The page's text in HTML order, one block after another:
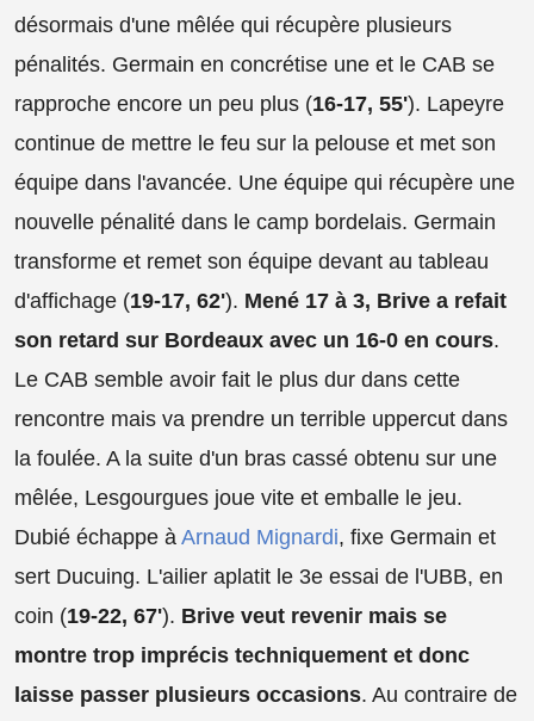
désormais d'une mêlée qui récupère plusieurs
pénalités. Germain en concrétise une et le CAB se
rapproche encore un peu plus (16-17, 55'). Lapeyre
continue de mettre le feu sur la pelouse et met son
équipe dans l'avancée. Une équipe qui récupère une
nouvelle pénalité dans le camp bordelais. Germain
transforme et remet son équipe devant au tableau
d'affichage (19-17, 62'). Mené 17 à 3, Brive a refait
son retard sur Bordeaux avec un 16-0 en cours.
Le CAB semble avoir fait le plus dur dans cette
rencontre mais va prendre un terrible uppercut dans
la foulée. A la suite d'un bras cassé obtenu sur une
mêlée, Lesgourgues joue vite et emballe le jeu.
Dubié échappe à Arnaud Mignardi, fixe Germain et
sert Ducuing. L'ailier aplatit le 3e essai de l'UBB, en
coin (19-22, 67'). Brive veut revenir mais se
montre trop imprécis techniquement et donc
laisse passer plusieurs occasions. Au contraire de